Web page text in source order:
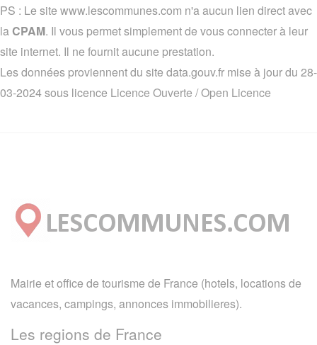
PS : Le site www.lescommunes.com n'a aucun lien direct avec
laCPAM. Il vous permet simplement de vous connecter à leur
site internet. Il ne fournit aucune prestation.
Les données proviennent du site data.gouv.fr mise à jour du 28-
03-2024 sous licence Licence Ouverte / Open Licence
Mairie et office de tourisme de France (hotels, locations de
vacances, campings, annonces immobilieres).
Les regions de France